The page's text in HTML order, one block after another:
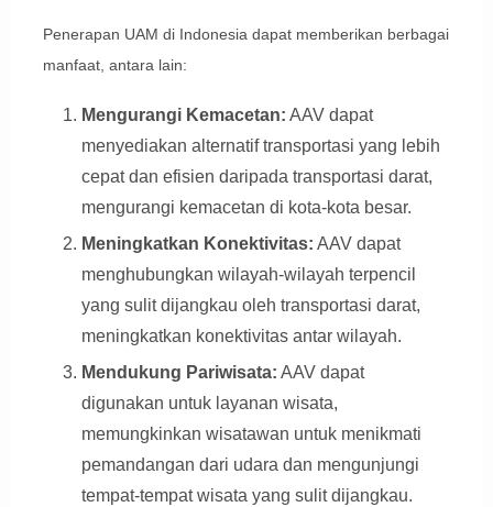
Penerapan UAM di Indonesia dapat memberikan berbagai
manfaat, antara lain:
Mengurangi Kemacetan: AAV dapat
menyediakan alternatif transportasi yang lebih
cepat dan efisien daripada transportasi darat,
mengurangi kemacetan di kota-kota besar.
Meningkatkan Konektivitas: AAV dapat
menghubungkan wilayah-wilayah terpencil
yang sulit dijangkau oleh transportasi darat,
meningkatkan konektivitas antar wilayah.
Mendukung Pariwisata: AAV dapat
digunakan untuk layanan wisata,
memungkinkan wisatawan untuk menikmati
pemandangan dari udara dan mengunjungi
tempat-tempat wisata yang sulit dijangkau.